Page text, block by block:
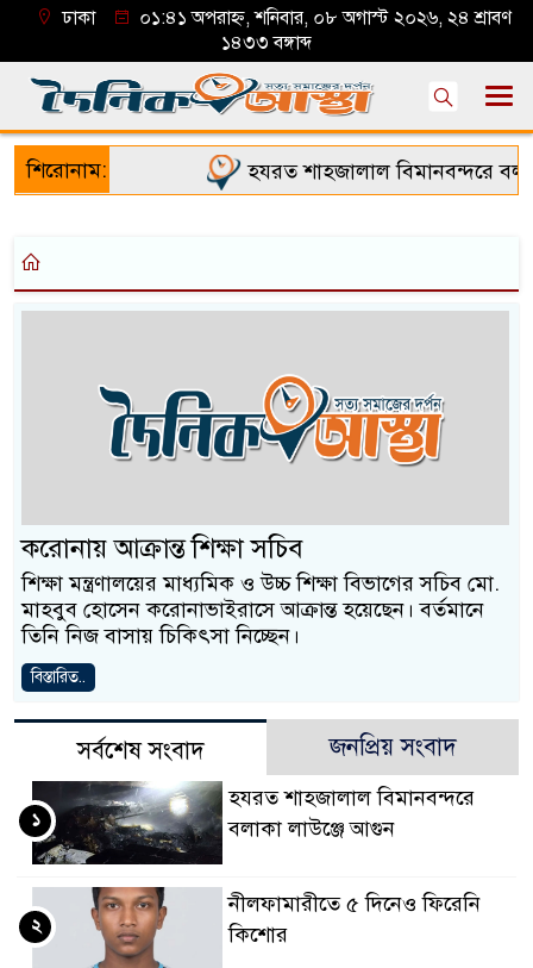
ঢাকা
০১:৪১ অপরাহ্ন, শনিবার, ০৮ অগাস্ট ২০২৬, ২৪ শ্রাবণ
১৪৩৩ বঙ্গাব্দ
শিরোনাম: হযরত শাহজালাল বিমানবন্দরে
করোনায় আক্রান্ত শিক্ষা সচিব
শিক্ষা মন্ত্রণালয়ের মাধ্যমিক ও উচ্চ শিক্ষা বিভাগের সচিব মো.
মাহবুব হোসেন করোনাভাইরাসে আক্রান্ত হয়েছেন। বর্তমানে
তিনি নিজ বাসায় চিকিৎসা নিচ্ছেন।
বিস্তারিত..
সর্বশেষ সংবাদ জনপ্রিয় সংবাদ
হযরত শাহজালাল বিমানবন্দরে
বলাকা লাউঞ্জে আগুন
১
নীলফামারীতে ৫ দিনেও ফিরেনি
কিশোর
২